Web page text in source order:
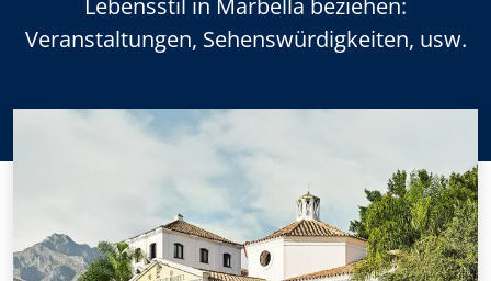
Lebensstil in Marbella beziehen:
Veranstaltungen, Sehenswürdigkeiten, usw.